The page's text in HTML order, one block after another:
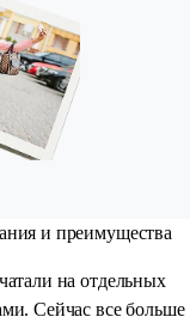
и преимущества
на отдельных
Сейчас все больше